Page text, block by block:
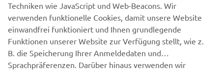
*Emissions produced from Yamaha's value chain, e.g., use
of sold products.
Techniken wie JavaScript und Web-Beacons. Wir
verwenden funktionelle Cookies, damit unsere Website
einwandfrei funktioniert und Ihnen grundlegende
Funktionen unserer Website zur Verfügung stellt, wie z.
B. die Speicherung Ihrer Anmeldedaten und
Sprachpräferenzen. Darüber hinaus verwenden wir